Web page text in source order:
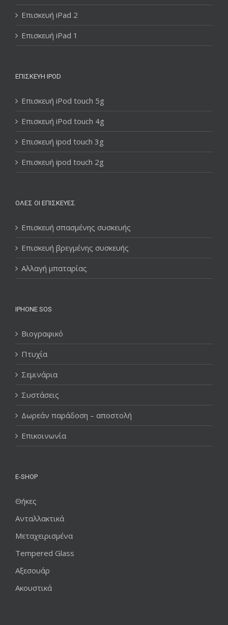
Επισκευή iPad 2
Επισκευή iPad 1
ΕΠΙΣΚΕΥΉ IPOD
Επισκευή iPod touch 5g
Επισκευή iPod touch 4g
Επισκευή ipod touch 3g
Επισκευή ipod touch 2g
ΌΛΕΣ ΟΙ ΕΠΙΣΚΕΥΈΣ
Επισκευή σπασμένης συσκευής
Επισκευή βρεγμένης συσκευής
Αλλαγή μπαταρίας
IPHONE SOS
Βιογραφικό
Πτυχία
Σεμινάρια
Συστάσεις
Δωρεάν παράδοση – αποστολή
Επικοινωνία
E-SHOP
Θήκες
Ανταλλακτικά
Μεταχειρισμένα
Tempered Glass
Αξεσουάρ
Ακουστικά